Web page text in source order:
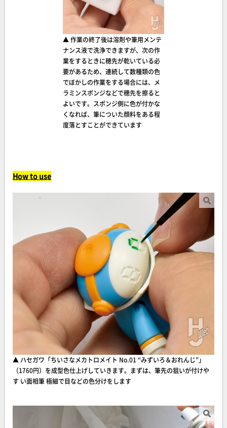
▲ 作業の終了後は溶剤や筆用メンテ
ナンス液で洗浄できますが、次の作
業をするときに穂先が乾いている必
要があるため、連続して数種類の色
でぼかしの作業をする場合には、メ
ラミンスポンジなどで穂先を擦ると
よいです。スポンジ側に色が付かな
くなれば、筆についた顔料をある程
度落とすことができています
How to use
▲ ハセガワ「ちいさなメカトロメイト No.01 “みずいろ＆おれんじ”」
（1760円）を成型色仕上げしていきます。まずは、筆先の狙いが付けや
す い面相筆 極細で目などの色分けをします